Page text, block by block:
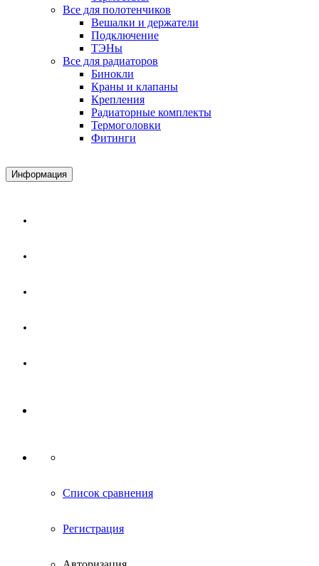
Все для полотенчиков
Вешалки и держатели
Подключение
ТЭНы
Все для радиаторов
Бинокли
Краны и клапаны
Крепления
Радиаторные комплекты
Термоголовки
Фитинги
Информация
Список сравнения
Регистрация